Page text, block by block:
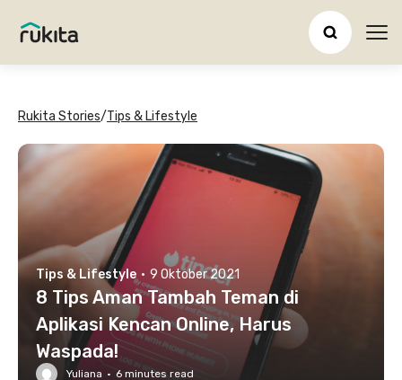
Rukita Stories/Tips & Lifestyle
Tips & Lifestyle · 9 Oktober 2021
8 Tips Aman Tambah Teman di
Aplikasi Kencan Online, Harus
Waspada!
Yuliana · 6 minutes read